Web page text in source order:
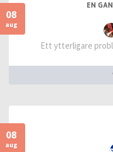
08
aug
EN
Ett ytterligare
08
aug